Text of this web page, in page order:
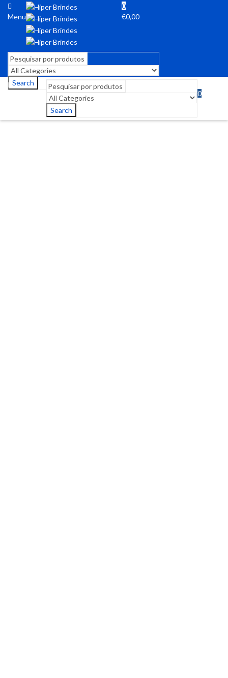
Menu
0
€0,00
Search
Search
0